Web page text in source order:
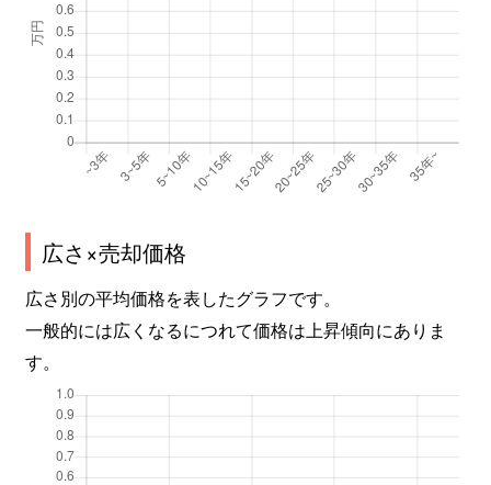
広さ×売却価格
広さ別の平均価格を表したグラフです。
一般的には広くなるにつれて価格は上昇傾向にありま
す。